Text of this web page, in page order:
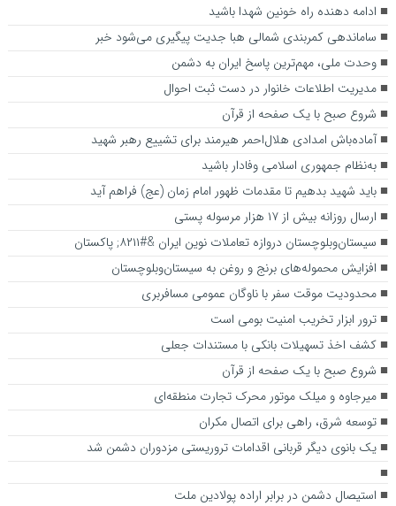
ادامه دهنده راه خونین شهدا باشید
ساماندهی کمربندی شمالی ه‍با جدیت پیگیری می‌شود ‌خبر
وحدت ملی، مهم‌ترین پاسخ ایران به دشمن
مدیریت اطلاعات خانوار در دست ثبت احوال
شروع صبح با یک صفحه از قرآن
آماده‌باش امدادی هلال‌احمر هیرمند برای تشییع رهبر شهید
به‌نظام جمهوری اسلامی وفادار باشید
باید شهید بدهیم تا مقدمات ظهور امام زمان (عج) فراهم آید
ارسال روزانه بیش از ۱۷ هزار مرسوله پستی
سیستان‌وبلوچستان دروازه تعاملات نوین ایران &#۸۲۱۱; پاکستان
افزایش محموله‌های برنج و روغن به سیستان‌وبلوچستان
محدودیت موقت سفر با ناوگان عمومی مسافربری
ترور ابزار تخریب امنیت بومی است
کشف اخذ تسهیلات بانکی با مستندات جعلی
شروع صبح با یک صفحه از قرآن
میرجاوه و میلک موتور محرک تجارت منطقه‌ای
توسعه شرق، راهی برای اتصال مکران
یک بانوی دیگر قربانی اقدامات تروریستی مزدوران دشمن شد
استیصال دشمن در برابر اراده پولادین ملت